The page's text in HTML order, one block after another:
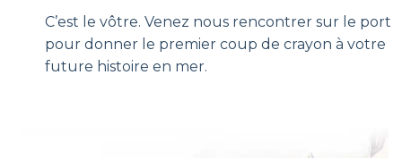
C’est le vôtre. Venez nous rencontrer sur le port
pour donner le premier coup de crayon à votre
future histoire en mer.